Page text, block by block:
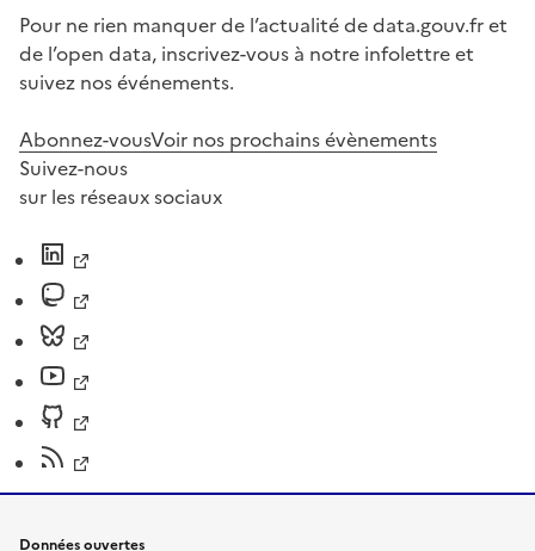
Pour ne rien manquer de l’actualité de data.gouv.fr et
de l’open data, inscrivez-vous à notre infolettre et
suivez nos événements.
Abonnez-vousVoir nos prochains évènements
Suivez-nous
sur les réseaux sociaux
Données ouvertes